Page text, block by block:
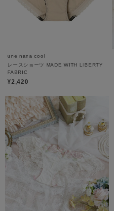
une nana cool
レースショーツ MADE WITH LIBERTY
FABRIC
¥2,420